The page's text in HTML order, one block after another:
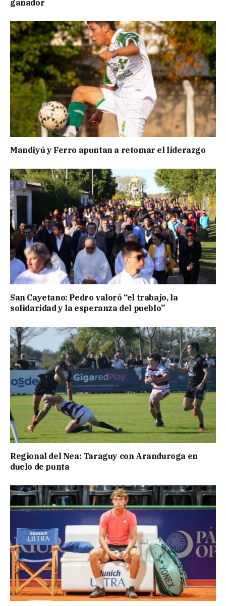
ganador
Mandiyú y Ferro apuntan a retomar el liderazgo
San Cayetano: Pedro valoró “el trabajo, la
solidaridad y la esperanza del pueblo”
Regional del Nea: Taraguy con Aranduroga en
duelo de punta